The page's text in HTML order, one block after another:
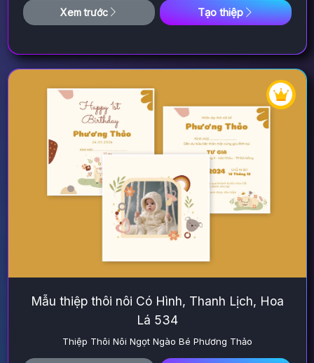
Xem trước Tạo thiệp
Mẫu thiệp thôi nôi Có Hình, Thanh Lịch, Hoa
Lá 534
Thiệp Thôi Nôi Ngọt Ngào Bé Phương Thảo